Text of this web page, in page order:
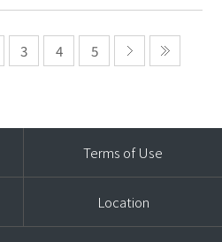
3 4 5
Terms of Use
Location